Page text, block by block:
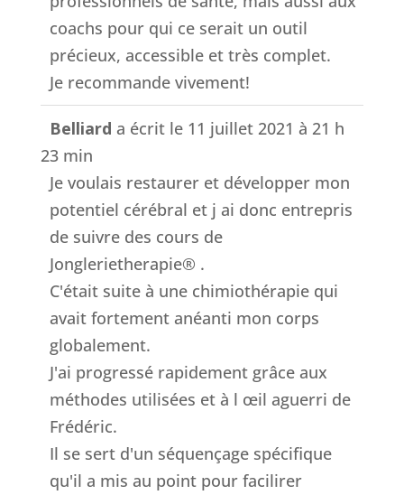
coachs pour qui ce serait un outil
précieux, accessible et très complet.
Je recommande vivement!
Belliard a écrit le11 juillet 2021 à 21 h
23 min
Je voulais restaurer et développer mon
potentiel cérébral et j ai donc entrepris
de suivre des cours de
Jonglerietherapie® .
C'était suite à une chimiothérapie qui
avait fortement anéanti mon corps
globalement.
J'ai progressé rapidement grâce aux
méthodes utilisées et à l œil aguerri de
Frédéric.
Il se sert d'un séquençage spécifique
qu'il a mis au point pour facilirer